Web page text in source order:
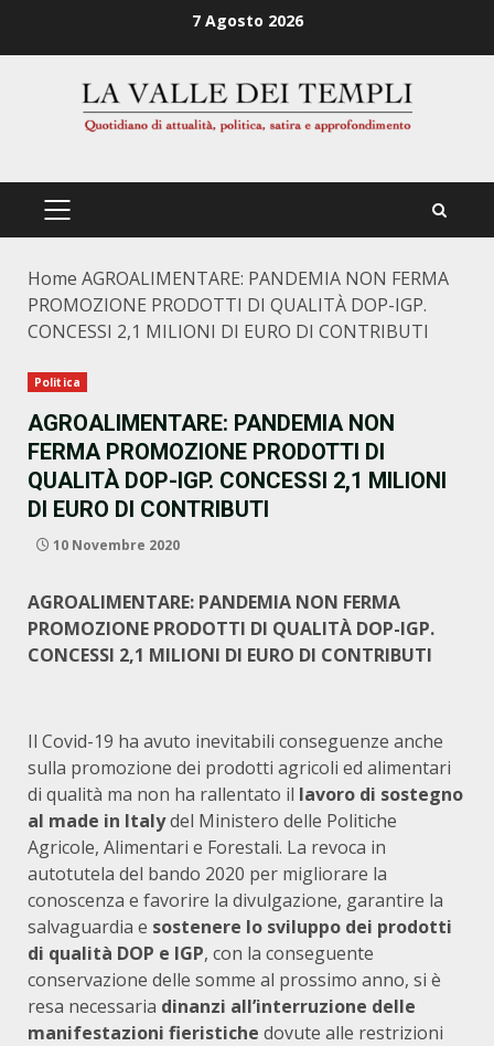
7 Agosto 2026
PRIMÄRES
Home AGROALIMENTARE: PANDEMIA NON FERMA
PROMOZIONE PRODOTTI DI QUALITÀ DOP-IGP.
CONCESSI 2,1 MILIONI DI EURO DI CONTRIBUTI
Politica
AGROALIMENTARE: PANDEMIA NON
FERMA PROMOZIONE PRODOTTI DI
QUALITÀ DOP-IGP. CONCESSI 2,1 MILIONI
DI EURO DI CONTRIBUTI
10 Novembre 2020
AGROALIMENTARE: PANDEMIA NON FERMA
PROMOZIONE PRODOTTI DI QUALITÀ DOP-IGP.
CONCESSI 2,1 MILIONI DI EURO DI CONTRIBUTI
Il Covid-19 ha avuto inevitabili conseguenze anche
sulla promozione dei prodotti agricoli ed alimentari
di qualità ma non ha rallentato il lavoro di sostegno
al made in Italydel Ministero delle Politiche
Agricole, Alimentari e Forestali. La revoca in
autotutela del bando 2020 per migliorare la
conoscenza e favorire la divulgazione, garantire la
salvaguardia e sostenere lo sviluppo dei prodotti
di qualità DOP e IGP, con la conseguente
conservazione delle somme al prossimo anno, si è
resa necessaria dinanzi all’interruzione delle
manifestazioni fieristiche dovute alle restrizioni